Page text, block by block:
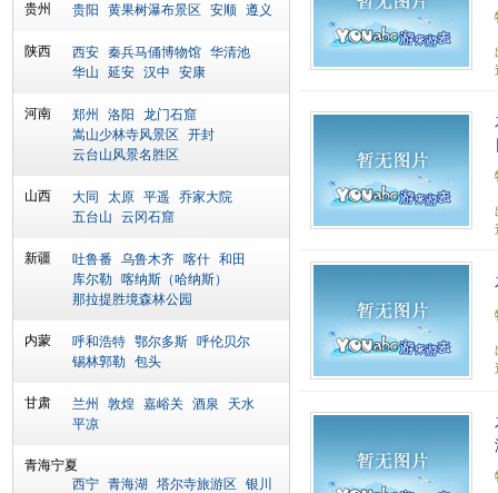
贵州 贵阳 黄果树瀑布景区 安顺 遵义
陕西 西安 秦兵马俑博物馆 华清池
华山
延安 汉中 安康
河南 郑州 洛阳
龙门石窟
嵩山少林寺风景区
开封
云台山风景名胜区
山西 大同 太原 平遥
乔家大院
五台山
云冈石窟
新疆 吐鲁番 乌鲁木齐 喀什 和田
库尔勒 喀纳斯（哈纳斯）
那拉提胜境森林公园
内蒙 呼和浩特 鄂尔多斯 呼伦贝尔
锡林郭勒 包头
甘肃 兰州 敦煌 嘉峪关 酒泉
天水
平凉
青海宁夏
西宁 青海湖 塔尔寺旅游区
银川